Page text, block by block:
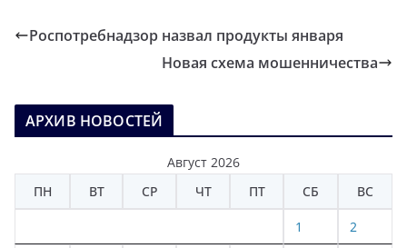
Роспотребнадзор назвал продукты января
Новая схема мошенничества
АРХИВ НОВОСТЕЙ
Август 2026
ПН
ВТ СР ЧТ ПТ СБ ВС
1 2